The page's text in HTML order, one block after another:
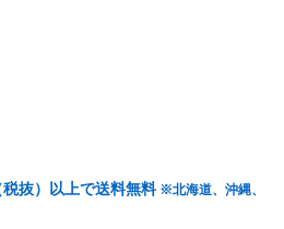
抜）以上で送料無料 ※北海道、沖縄、